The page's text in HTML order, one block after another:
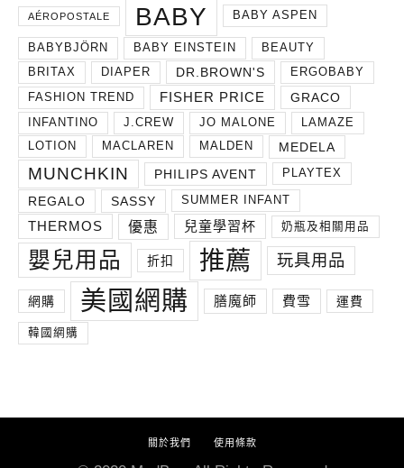
AÉROPOSTALE BABY BABY ASPEN
BABYBJÖRN BABY EINSTEIN
BEAUTY
BRITAX
DIAPER DR.BROWN'S
ERGOBABY
FASHION TREND
FISHER PRICE GRACO
INFANTINO J.CREW JO MALONE
LAMAZE
LOTION
MACLAREN MALDEN MEDELA
MUNCHKIN PHILIPS AVENT PLAYTEX
REGALO SASSY SUMMER INFANT
THERMOS 優惠 兒童學習杯 奶瓶及相關用品
嬰兒用品 折扣 推薦 玩具用品
網購 美國網購 膳魔師 費雪 運費
韓國網購
關於我們 使用條款